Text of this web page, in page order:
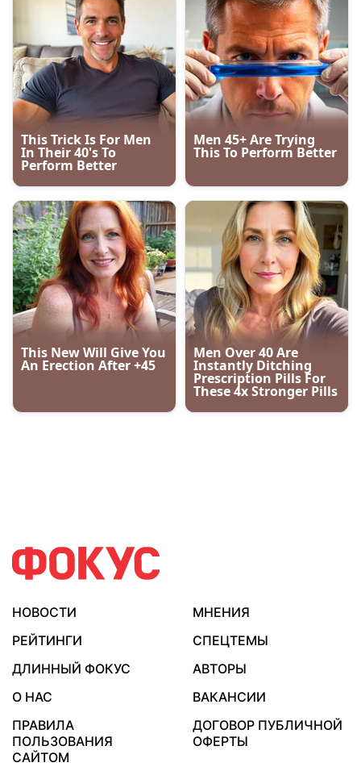
НОВОСТИ
МНЕНИЯ
РЕЙТИНГИ
СПЕЦТЕМЫ
ДЛИННЫЙ ФОКУС
АВТОРЫ
О НАС
ВАКАНСИИ
ПРАВИЛА
ПОЛЬЗОВАНИЯ
САЙТОМ
ДОГОВОР ПУБЛИЧНОЙ
ОФЕРТЫ